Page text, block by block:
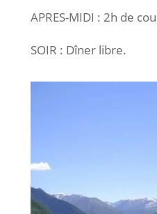
APRES-MIDI : 2h de
SOIR : Dîner libre.